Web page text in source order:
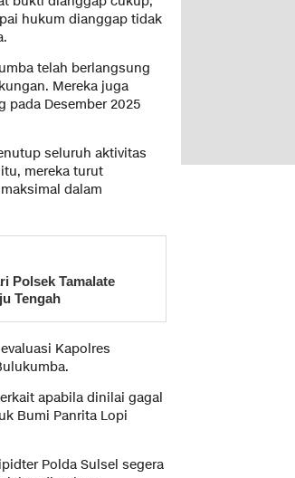
hukum dianggap tidak
telah berlangsung
Mereka juga
pada Desember 2025
seluruh aktivitas
mereka turut
dalam
Polsek Tamalate
Tengah
Kapolres
apabila dinilai gagal
Bumi Panrita Lopi
Polda Sulsel segera